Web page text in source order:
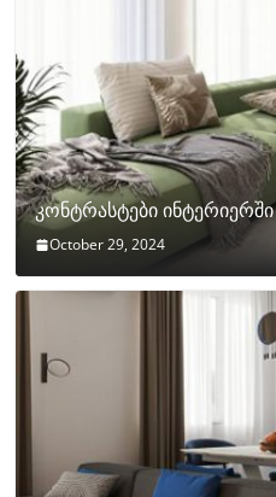
კონტრასტები ინტერიერში
October 29, 2024